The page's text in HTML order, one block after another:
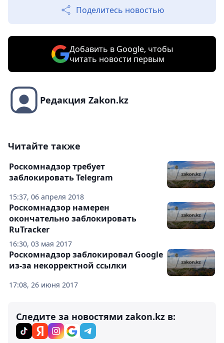
Поделитесь новостью
Добавить в Google, чтобы
читать новости первым
Редакция Zakon.kz
Читайте также
15:37, 06 апреля 2018
Роскомнадзор требует
заблокировать Telegram
16:30, 03 мая 2017
Роскомнадзор намерен
окончательно заблокировать
RuTracker
17:08, 26 июня 2017
Роскомнадзор заблокировал Google
из-за некорректной ссылки
Следите за новостями zakon.kz в: